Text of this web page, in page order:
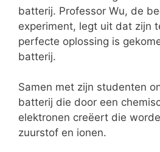
batterij. Professor Wu, de
experiment, legt uit dat zijn
perfecte oplossing is
batterij.
Samen met zijn studenten
batterij die door een
elektronen creëert die
zuurstof en ionen.